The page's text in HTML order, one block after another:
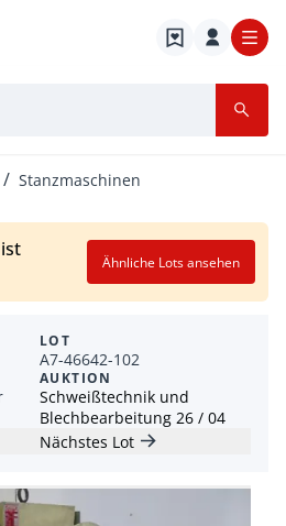
Stanzmaschinen
Ähnliche Lots ansehen
LOT
A7-46642-102
AUKTION
Schweißtechnik und
Blechbearbeitung 26 / 04
Nächstes Lot